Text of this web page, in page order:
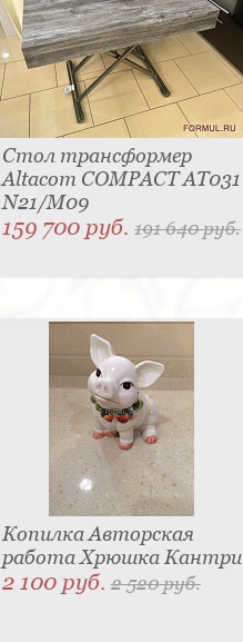
Стол трансформер
Altacom COMPACT AT031
N21/M09
159 700 руб. 191 640 руб.
Копилка Авторская
работа Хрюшка Кантри
2 100 руб. 2 520 руб.